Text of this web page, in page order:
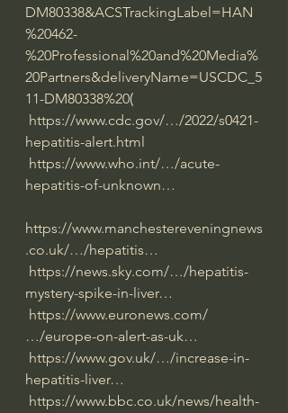
DM80338&ACSTrackingLabel=HAN
%20462-
%20Professional%20and%20Media%
20Partners&deliveryName=USCDC_5
11-DM80338%20(
https://www.cdc.gov/…/2022/s0421-
hepatitis-alert.html
https://www.who.int/…/acute-
hepatitis-of-unknown…
https://www.manchestereveningnews
.co.uk/…/hepatitis…
https://news.sky.com/…/hepatitis-
mystery-spike-in-liver…
https://www.euronews.com/
…/europe-on-alert-as-uk…
https://www.gov.uk/…/increase-in-
hepatitis-liver…
https://www.bbc.co.uk/news/health-